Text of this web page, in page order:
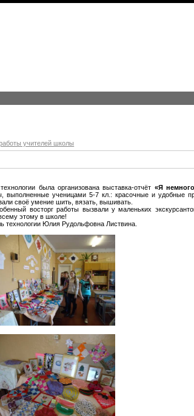
учителей школы
была организована выставка-отчёт «Я
выполненные ученицами 5-7 кл.: красочные и удобные
своё умение шить, вязать, вышивать.
восторг работы вызвали у маленьких
этому в школе!
технологии Юлия Рудольфовна Листвина.